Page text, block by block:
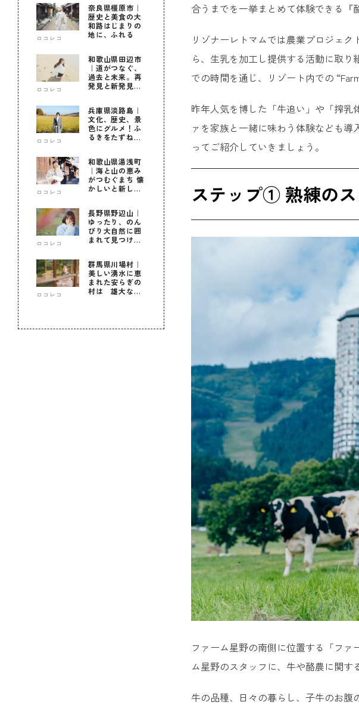
ロコレコ
奈良県橿原市｜
歴史と美食の大
和路はじまりの
地に、ふれる
ロコレコ
和歌山県田辺市
｜道がつなぐ、
過去と未来。再
発見と新発見の
ロコレコ
兵庫県淡路島｜
文化、歴史、景
色にグルメ！ふ
るきをたずねて
ロコレコ
和歌山県湯浅町
｜海と山の恵み
がつむぐまち 懐
かしいと新しい
ロコレコ
長野県野辺山｜
ゆったり、のん
びり大自然に囲
まれて見つけ
ロコレコ
群馬県川場村｜
美しい湧水に恵
まれた安らぎの
村は 雄大な自
合うまでを一挙まとめて体験できる『
リゾナーレトマムでは農業プロジェ
ら、生乳を加工し提供する活動に取
での時間を通じ、リゾート内での
昨年人気を博した「牛追い」や「搾
ァを家族と一緒に味わう体験なども
ってご紹介していきましょう。
ステップ① 熟練のス
ファーム星野の南側に位置する「フ
ム星野のスタッフに、牛や酪農に関す
牛の品種、日々の暮らし、子牛のお